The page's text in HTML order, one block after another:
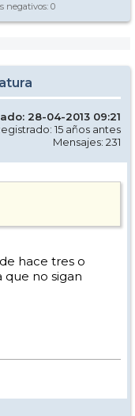
negativos: 0
28-04-2013 09:21
15 años antes
Mensajes: 231
hace tres o
que no sigan